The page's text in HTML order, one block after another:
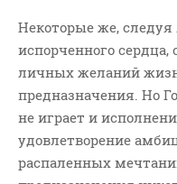
Некоторые же, следуя
испорченного
личных желаний
предназначения. Но
не играет и
удовлетворение
распаленных